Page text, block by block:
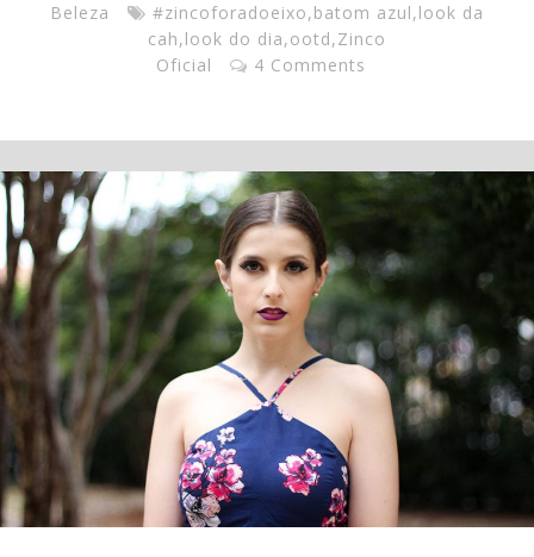
Beleza
#zincoforadoeixo,batom azul,look da
cah,look do dia,ootd,Zinco
Oficial
4 Comments